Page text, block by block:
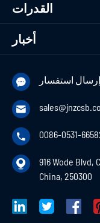
القدرات
أخبار
 إرسال استفسار

 0086-0531-

916 Wode
China, 250300